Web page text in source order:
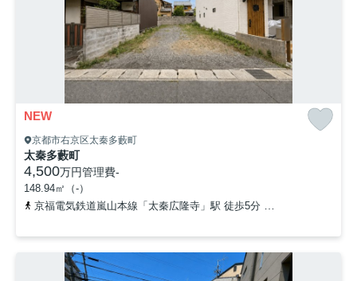
NEW
京都市右京区太秦多藪町
太秦多藪町
4,500万円管理費-
148.94㎡（-）
京福電気鉄道嵐山本線「太秦広隆寺」駅 徒歩5分